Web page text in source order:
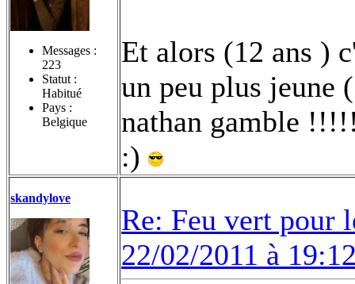
Messages :
223
Statut :
Habitué
Pays :
Belgique
Et alors (12 ans )
un peu plus jeune
nathan gamble
:)
skandylove
Re: Feu vert pour
22/02/2011 à